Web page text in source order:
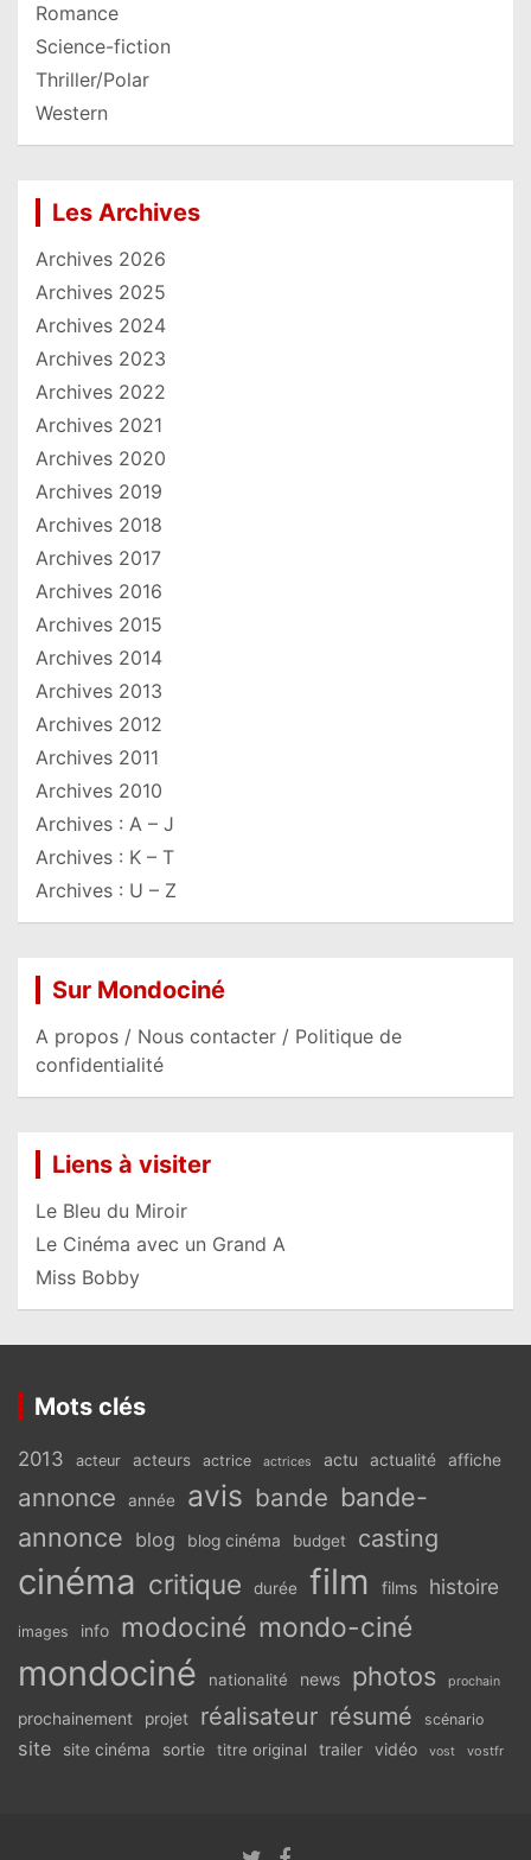
Romance
Science-fiction
Thriller/Polar
Western
Les Archives
Archives 2026
Archives 2025
Archives 2024
Archives 2023
Archives 2022
Archives 2021
Archives 2020
Archives 2019
Archives 2018
Archives 2017
Archives 2016
Archives 2015
Archives 2014
Archives 2013
Archives 2012
Archives 2011
Archives 2010
Archives : A – J
Archives : K – T
Archives : U – Z
Sur Mondociné
A propos / Nous contacter / Politique de
confidentialité
Liens à visiter
Le Bleu du Miroir
Le Cinéma avec un Grand A
Miss Bobby
Mots clés
2013 acteur acteurs actrice actrices actu actualité affiche
annonce année avis bande bande-
annonce blog blog cinéma budget casting
cinéma critique durée film films histoire
images info modociné mondo-ciné
mondociné nationalité news photos prochain
prochainement projet réalisateur résumé scénario
site site cinéma sortie titre original trailer vidéo vost vostfr